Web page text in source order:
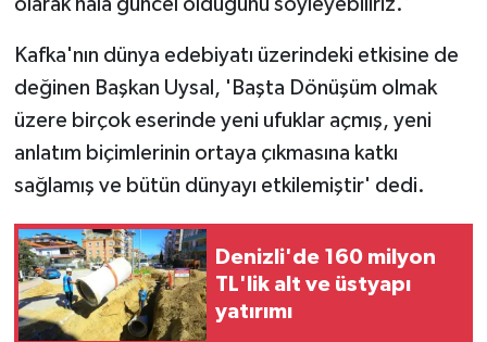
olarak hala güncel olduğunu söyleyebiliriz.'
Kafka'nın dünya edebiyatı üzerindeki etkisine de
değinen Başkan Uysal, 'Başta Dönüşüm olmak
üzere birçok eserinde yeni ufuklar açmış, yeni
anlatım biçimlerinin ortaya çıkmasına katkı
sağlamış ve bütün dünyayı etkilemiştir' dedi.
Denizli'de 160 milyon
TL'lik alt ve üstyapı
yatırımı